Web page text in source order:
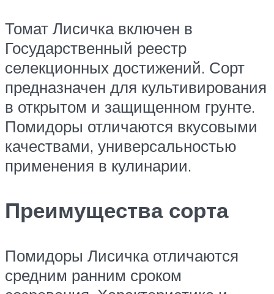
Томат Лисичка включен в
Государственный реестр
селекционных достижений. Сорт
предназначен для культивирования
в открытом и защищенном грунте.
Помидоры отличаются вкусовыми
качествами, универсальностью
применения в кулинарии.
Преимущества сорта
Помидоры Лисичка отличаются
средним ранним сроком